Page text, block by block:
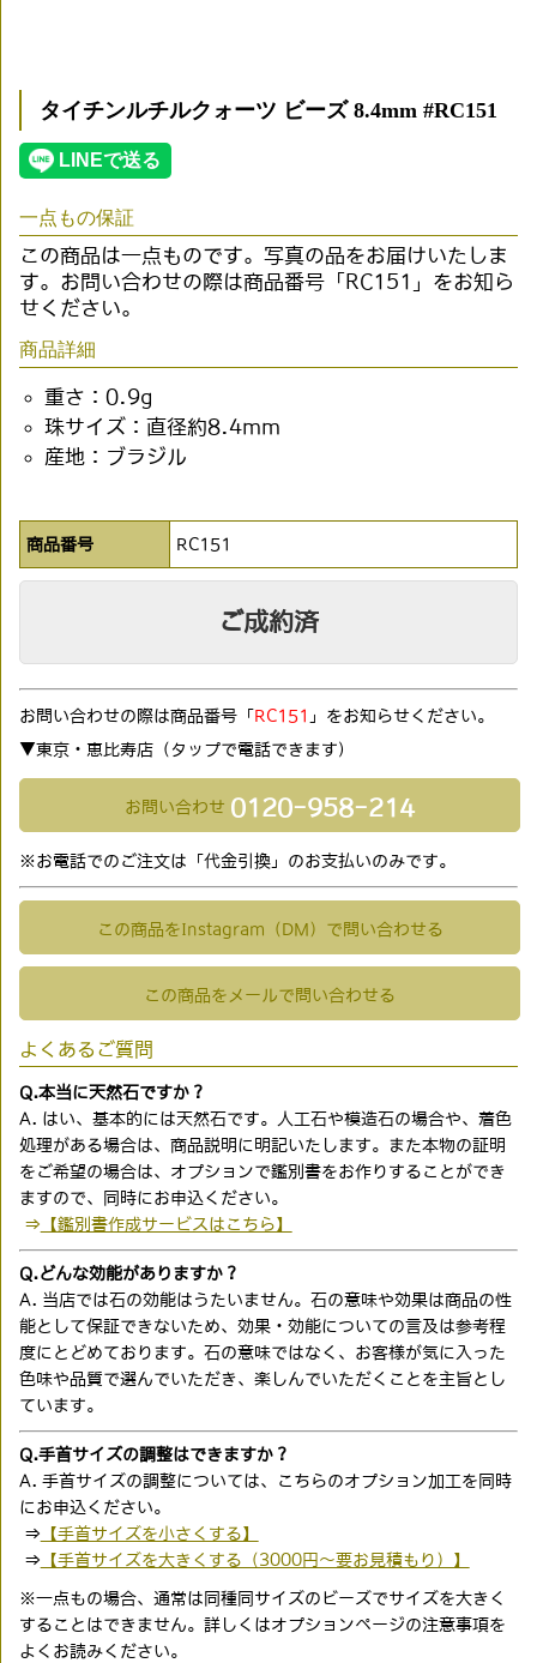
タイチンルチルクォーツ ビーズ 8.4mm #RC151
一点もの保証
この商品は一点ものです。写真の品をお届けいたしま
す。お問い合わせの際は商品番号「RC151」をお知ら
せください。
商品詳細
重さ：0.9g
珠サイズ：直径約8.4mm
産地：ブラジル
商品番号 RC151
ご成約済
お問い合わせの際は商品番号「 RC151 」をお知らせください。
▼東京・恵比寿店（タップで電話できます)
お問い合わせ 0120-958-214
※お電話でのご注文は「代金引換」のお支払いのみです。
この商品をInstagram（DM）で問い合わせる
この商品をメールで問い合わせる
よくあるご質問
Q.本当に天然石ですか？
A. はい、基本的には天然石です。人工石や模造石の場合や、着色
処理がある場合は、商品説明に明記いたします。また本物の証明
をご希望の場合は、オプションで鑑別書をお作りすることができ
ますので、同時にお申込ください。
⇒ 【鑑別書作成サービスはこちら】
Q.どんな効能がありますか？
A. 当店では石の効能はうたいません。石の意味や効果は商品の性
能として保証できないため、効果・効能についての言及は参考程
度にとどめております。石の意味ではなく、お客様が気に入った
色味や品質で選んでいただき、楽しんでいただくことを主旨とし
ています。
Q.手首サイズの調整はできますか？
A. 手首サイズの調整については、こちらのオプション加工を同時
にお申込ください。
⇒ 【手首サイズを小さくする】
⇒ 【手首サイズを大きくする（3000円〜要お見積もり）】
※一点もの場合、通常は同種同サイズのビーズでサイズを大きく
することはできません。詳しくはオプションページの注意事項を
よくお読みください。